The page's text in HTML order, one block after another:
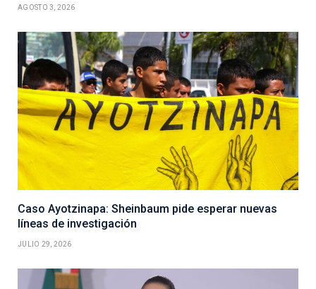
AGOSTO 3, 2026
Caso Ayotzinapa: Sheinbaum pide esperar nuevas
líneas de investigación
JULIO 29, 2026